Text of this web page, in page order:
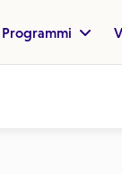
Programmi